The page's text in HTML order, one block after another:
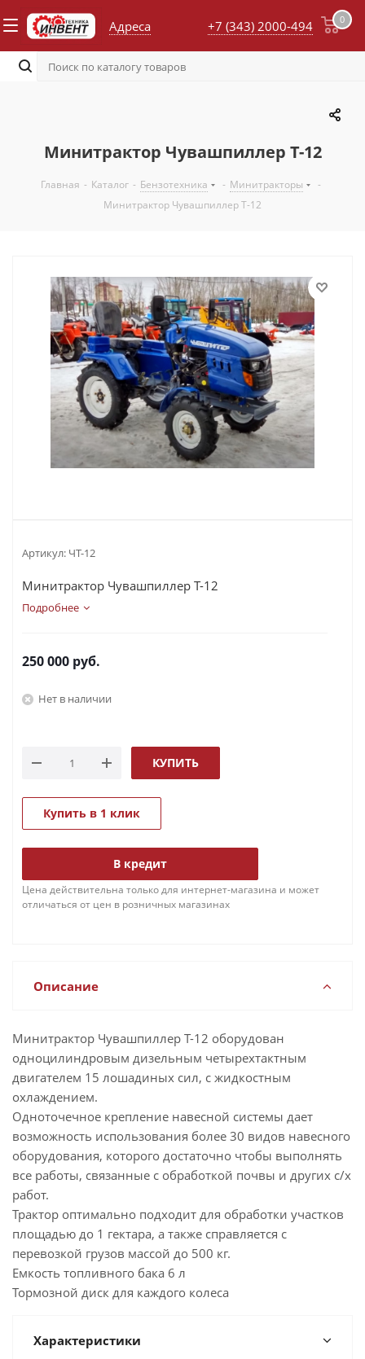
Адреса 0
+7 (343) 2000-494
Минитрактор Чувашпиллер Т-12
Главная - Каталог - Бензотехника - Минитракторы
-
Минитрактор Чувашпиллер Т-12
Артикул: ЧТ-12
Минитрактор Чувашпиллер Т-12
Подробнее
250 000 руб.
Нет в наличии
КУПИТЬ
Купить в 1 клик
В кредит
Цена действительна только для интернет-магазина и может
отличаться от цен в розничных магазинах
Описание
Минитрактор Чувашпиллер Т-12 оборудован
одноцилиндровым дизельным четырехтактным
двигателем 15 лошадиных сил, с жидкостным
охлаждением.
Одноточечное крепление навесной системы дает
возможность использования более 30 видов навесного
оборудования, которого достаточно чтобы выполнять
все работы, связанные с обработкой почвы и других с/х
работ.
Трактор оптимально подходит для обработки участков
площадью до 1 гектара, а также справляется с
перевозкой грузов массой до 500 кг.
Емкость топливного бака 6 л
Тормозной диск для каждого колеса
Характеристики